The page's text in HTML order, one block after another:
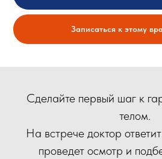
Записаться к этому
Сделайте первый шаг к
телом.
На встрече доктор
проведет осмотр и